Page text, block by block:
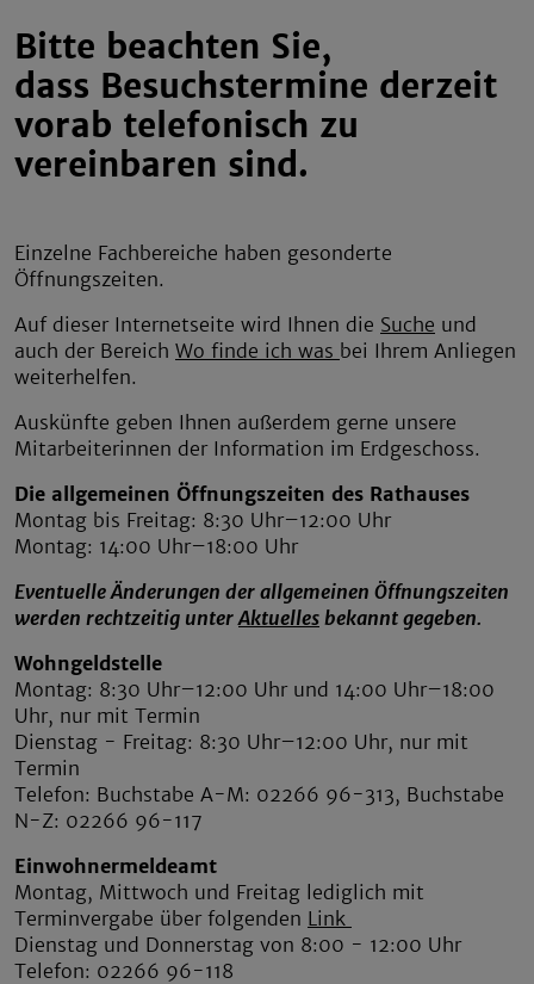
Bitte beachten Sie,
dass Besuchstermine derzeit
vorab telefonisch zu
vereinbaren sind.
Einzelne Fachbereiche haben gesonderte
Öffnungszeiten.
Auf dieser Internetseite wird Ihnen die Suche und
auch der Bereich Wo finde ich was bei Ihrem Anliegen
weiterhelfen.
Auskünfte geben Ihnen außerdem gerne unsere
Mitarbeiterinnen der Information im Erdgeschoss.
Die allgemeinen Öffnungszeiten des Rathauses
Montag bis Freitag: 8:30 Uhr–12:00 Uhr
Montag: 14:00 Uhr–18:00 Uhr
Eventuelle Änderungen der allgemeinen Öffnungszeiten
werden rechtzeitig unter Aktuelles bekannt gegeben.
Wohngeldstelle
Montag: 8:30 Uhr–12:00 Uhr und 14:00 Uhr–18:00
Uhr, nur mit Termin
Dienstag - Freitag: 8:30 Uhr–12:00 Uhr, nur mit
Termin
Telefon: Buchstabe A-M: 02266 96-313, Buchstabe
N-Z: 02266 96-117
Einwohnermeldeamt
Montag, Mittwoch und Freitag lediglich mit
Terminvergabe über folgenden Link
Dienstag und Donnerstag von 8:00 - 12:00 Uhr
Telefon: 02266 96-118